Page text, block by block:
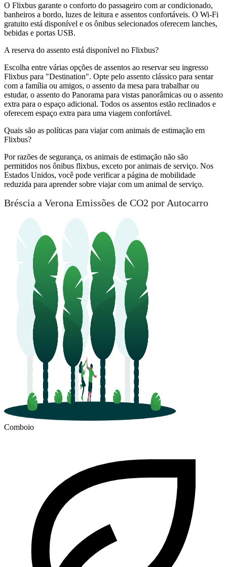
O Flixbus garante o conforto do passageiro com ar condicionado,
banheiros a bordo, luzes de leitura e assentos confortáveis. O Wi-Fi
gratuito está disponível e os ônibus selecionados oferecem lanches,
bebidas e portas USB.
A reserva do assento está disponível no Flixbus?
Escolha entre várias opções de assentos ao reservar seu ingresso
Flixbus para "Destination". Opte pelo assento clássico para sentar
com a família ou amigos, o assento da mesa para trabalhar ou
estudar, o assento do Panorama para vistas panorâmicas ou o assento
extra para o espaço adicional. Todos os assentos estão reclinados e
oferecem espaço extra para uma viagem confortável.
Quais são as políticas para viajar com animais de estimação em
Flixbus?
Por razões de segurança, os animais de estimação não são
permitidos nos ônibus flixbus, exceto por animais de serviço. Nos
Estados Unidos, você pode verificar a página de mobilidade
reduzida para aprender sobre viajar com um animal de serviço.
Bréscia a Verona Emissões de CO2 por Autocarro
Comboio